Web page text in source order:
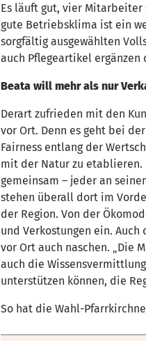
Es läuft gut, vier Mitarbeiter
gute Betriebsklima ist ein
sorgfältig ausgewählten
auch Pflegeartikel
Beata will mehr als nur
Derart zufrieden mit den
vor Ort. Denn es geht bei
Fairness entlang der
mit der Natur zu etablieren.
gemeinsam – jeder an
stehen überall dort im
der Region. Von der
und Verkostungen ein.
vor Ort auch naschen. „Die
auch die
unterstützen können, die
So hat die Wahl-